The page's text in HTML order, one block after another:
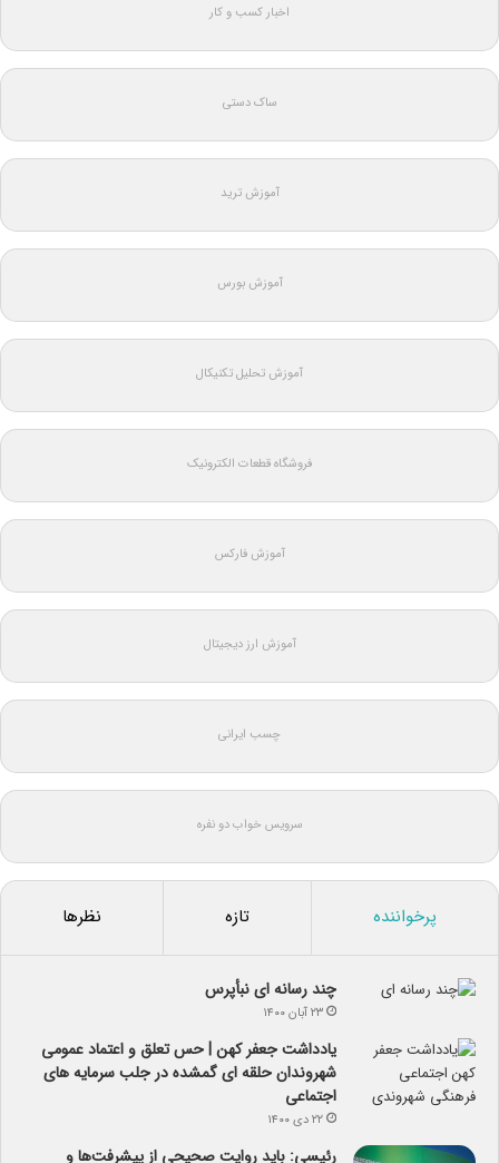
اخبار کسب و کار
ساک دستی
آموزش ترید
آموزش بورس
آموزش تحلیل تکنیکال
فروشگاه قطعات الکترونیک
آموزش فارکس
آموزش ارز دیجیتال
چسب ایرانی
سرویس خواب دو نفره
پرخواننده تازه نظرها
چند رسانه ای نبأپرس
۲۳ آبان ۱۴۰۰
یادداشت جعفر کهن | حس تعلق و اعتماد عمومی
شهروندان حلقه ای گمشده در جلب سرمایه های
اجتماعی
۲۲ دی ۱۴۰۰
رئیسی: باید روایت صحیحی از پیشرفت‌ها و